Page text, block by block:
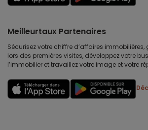
Meilleurtaux Partenaires
Sécurisez votre chiffre d’affaires
lors des premières visites, développez votre
l’immobilier et travaillez votre image et votre